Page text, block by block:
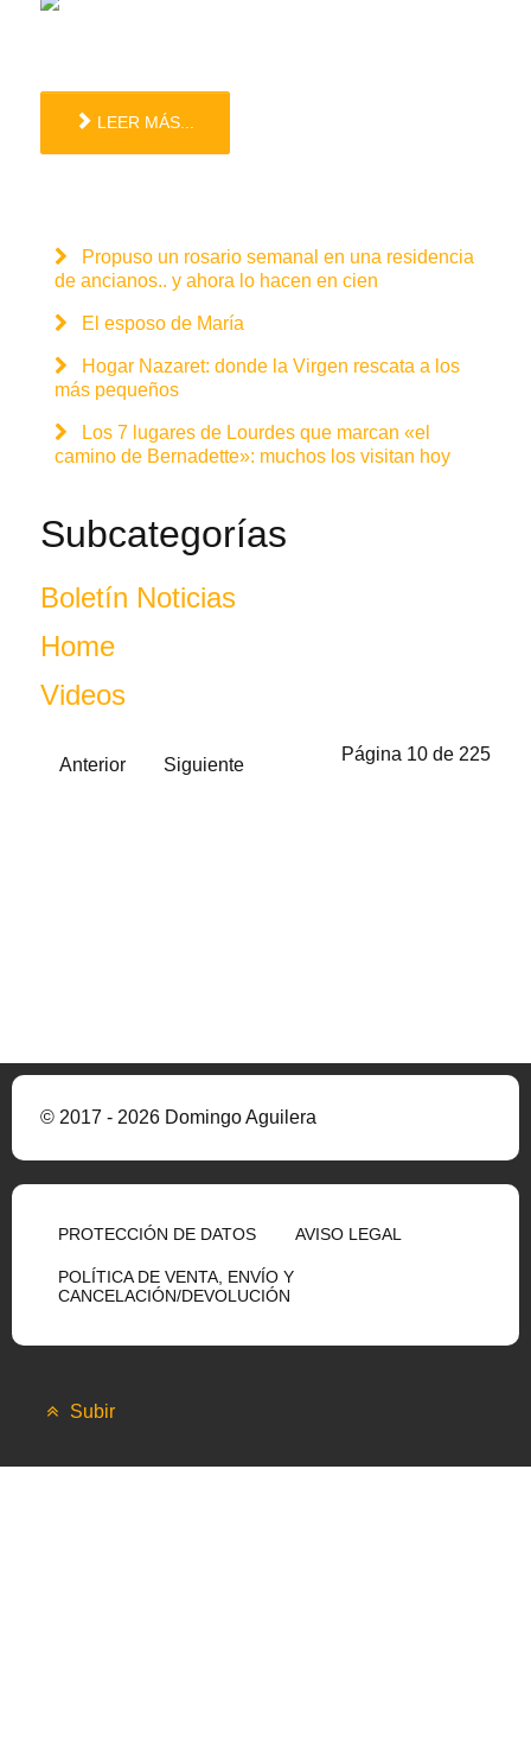
LEER MÁS...
Propuso un rosario semanal en una residencia
de ancianos.. y ahora lo hacen en cien
El esposo de María
Hogar Nazaret: donde la Virgen rescata a los
más pequeños
Los 7 lugares de Lourdes que marcan «el
camino de Bernadette»: muchos los visitan hoy
Subcategorías
Boletín Noticias
Home
Videos
Página 10 de 225
Anterior Siguiente
© 2017 - 2026 Domingo Aguilera
PROTECCIÓN DE DATOS AVISO LEGAL
POLÍTICA DE VENTA, ENVÍO Y
CANCELACIÓN/DEVOLUCIÓN
Subir